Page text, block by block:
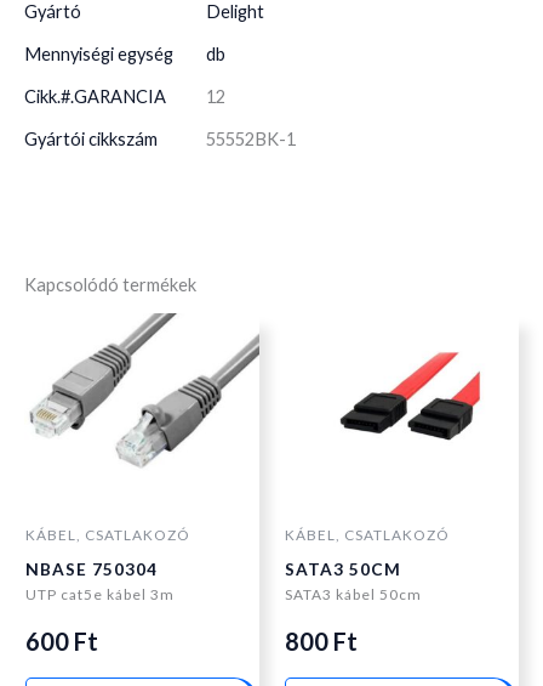
Gyártó Delight
Mennyiségi egység db
Cikk.#.GARANCIA 12
Gyártói cikkszám 55552BK-1
Kapcsolódó termékek
KÁBEL, CSATLAKOZÓ
NBASE 750304
UTP cat5e kábel 3m
600 Ft
KÁBEL, CSATLAKOZÓ
SATA3 50CM
SATA3 kábel 50cm
800 Ft